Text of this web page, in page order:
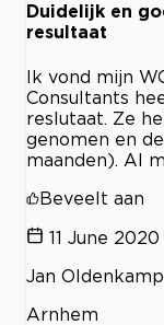
Duidelijk en
resultaat
Ik vond mijn
Consultants
reslutaat. Ze
genomen en
maanden). Al
Beveelt aan
11 June 2020
Jan Oldenkamp
Arnhem